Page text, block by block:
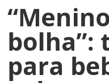
bolha”:
para